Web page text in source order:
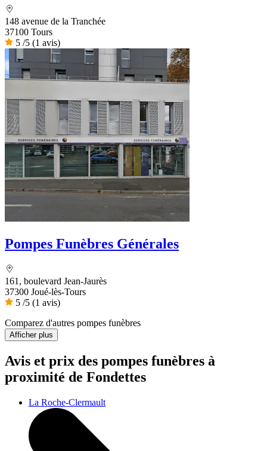
148 avenue de la Tranchée
37100 Tours
5 /5 (1 avis)
Pompes Funèbres Générales
161, boulevard Jean-Jaurès
37300 Joué-lès-Tours
5 /5 (1 avis)
Comparez d'autres pompes funèbres
Afficher plus
Avis et prix des pompes funèbres à
proximité de Fondettes
La Roche-Clermault